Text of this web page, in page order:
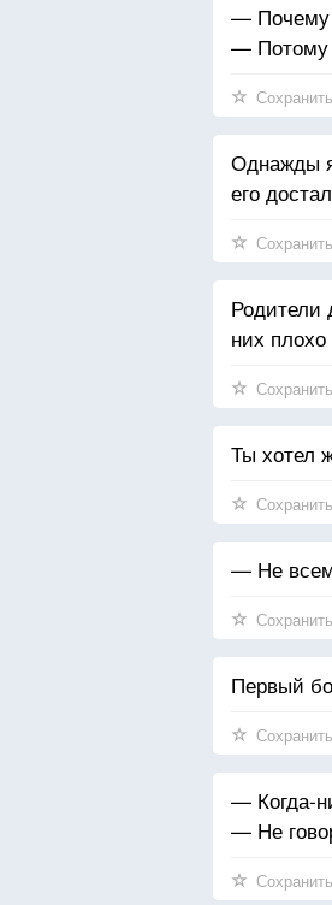
— Почему
— Потому
Сохранить
Однажды
его
Сохранить
Родители
них
Сохранить
Ты хотел
Сохранить
— Не всем
Сохранить
Первый
Сохранить
— Когда-
— Не
Сохранить